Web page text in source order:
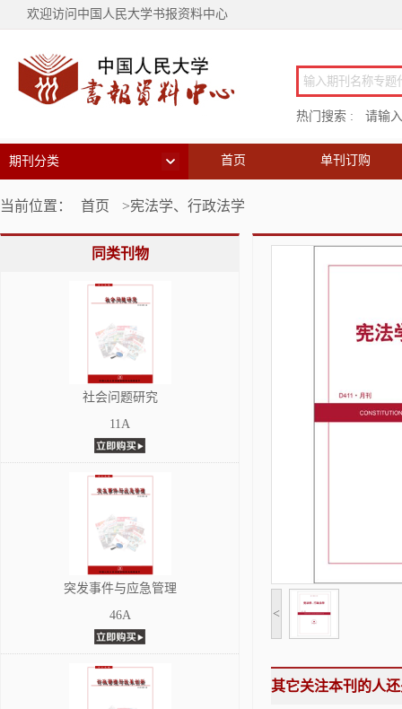
欢迎访问中国人民大学书报资料中心
热门搜索 : 请输
期刊分类 首页 单刊订购
当前位置： 首页 >宪法学、行政法学
同类刊物
社会问题研究
11A
突发事件与应急管理
46A
<
其它关注本刊的人